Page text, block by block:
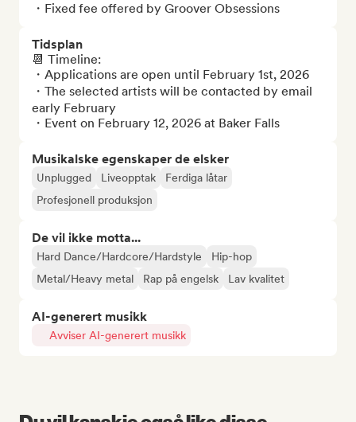
・Fixed fee offered by Groover Obsessions
Tidsplan
📆 Timeline:
・Applications are open until February 1st, 2026
・The selected artists will be contacted by email
early February
・Event on February 12, 2026 at Baker Falls
Musikalske egenskaper de elsker
Unplugged Liveopptak
Ferdiga låtar
Profesjonell produksjon
De vil ikke motta...
Hard Dance/Hardcore/Hardstyle
Hip-hop
Metal/Heavy metal
Rap på engelsk Lav kvalitet
AI-generert musikk
Avviser AI-generert musikk